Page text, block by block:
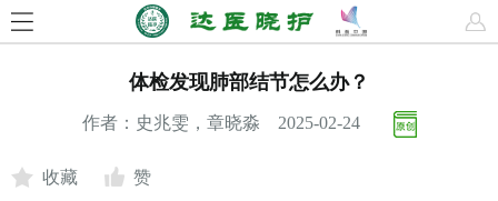
体检发现肺部结节怎么办？
作者：史兆雯，章晓淼 2025-02-24
收藏
赞